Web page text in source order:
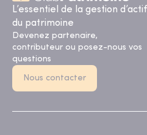
L’essentiel de la gestion
du patrimoine
Devenez partenaire,
contributeur ou posez-nous vos
questions
Nous contacter